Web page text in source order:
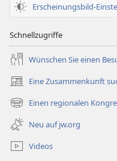
Erscheinungsbild-
Schnellzugriffe
Wünschen Sie einen
Eine Zusammenkunft
(öffnet
neues
Fenster)
Einen regionalen
(öffnet
neues
Fenster)
Neu auf jw.org
Videos